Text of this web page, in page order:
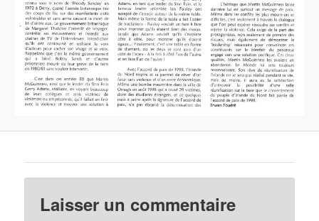
Laisser un commentaire